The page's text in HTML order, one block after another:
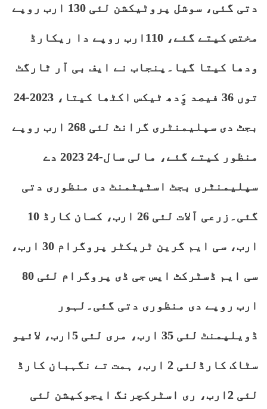
دتی گئی، سوشل پروٹیکشن لئی 130 ارب روپے
مختص کیتے گئے، 110ارب روپے دا ریکارڈ
ودھا کیتا گیا۔پنجاب نے ایف بی آر ٹارگٹ
توں 36 فیصد وَِدھ ٹیکس اکٹھا کیتا، 2023-24
بجٹ دی سپلیمنٹری گرانٹ لئی 268 ارب روپے
منظور کیتے گئے، مالی سال-24 2023 دے
سپلیمنٹری بجٹ اسٹیٹمنٹ دی منظوری دتی
گئی۔زرعی آلات لئی 26 ارب، کسان کارڈ 10
ارب، سی ایم گرین ٹریکٹر پروگرام 30 ارب،
سی ایم ڈسٹرکٹ ایس جی ڈی پروگرام لئی 80
ارب روپے دی منظوری دتی گئی۔لہور
ڈویلپمنٹ لئی 35 ارب، مری لئی 5ارب، لائیو
سٹاک کارڈلئی 2 ارب، ہمت تے نگہبان کارڈ
لئی 2ارب، ری اسٹرکچرنگ ایجوکیشن لئی